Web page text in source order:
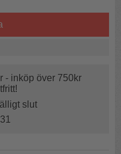
- inköp över 750kr
slut